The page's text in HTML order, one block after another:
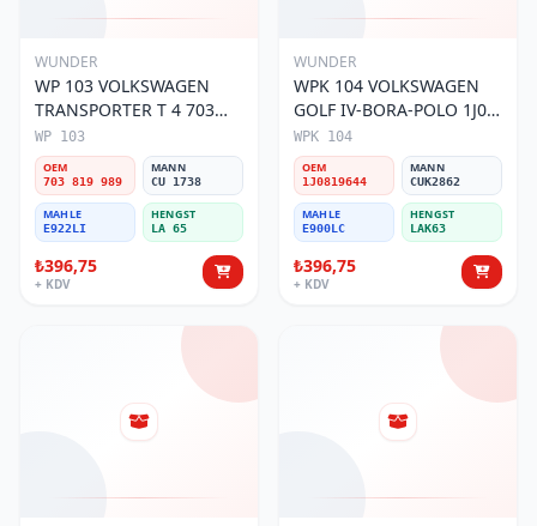
WUNDER
WP 103 VOLKSWAGEN
TRANSPORTER T 4 703
819 989 Polen Filtresi
WP 103
OEM
703 819 989
MANN
CU 1738
MAHLE
E922LI
HENGST
LA 65
₺396,75
+ KDV
WUNDER
WPK 104 VOLKSWAGEN
GOLF IV-BORA-POLO 1J0
819 644 Polen Filtresi
WPK 104
OEM
1J0819644
MANN
CUK2862
MAHLE
E900LC
HENGST
LAK63
₺396,75
+ KDV